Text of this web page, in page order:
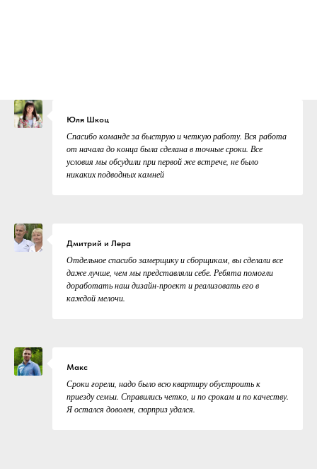
Юля Шкоц
Спасибо команде за быструю и четкую работу. Вся работа
от начала до конца была сделана в точные сроки. Все
условия мы обсудили при первой же встрече, не было
никаких подводных камней
Дмитрий и Лера
Отдельное спасибо замерщику и сборщикам, вы сделали все
даже лучше, чем мы представляли себе. Ребята помогли
доработать наш дизайн-проект и реализовать его в
каждой мелочи.
Макс
Сроки горели, надо было всю квартиру обустроить к
приезду семьи. Справились четко, и по срокам и по качеству.
Я остался доволен, сюрприз удался.